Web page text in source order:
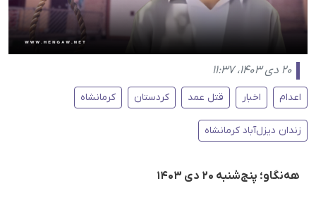
۲۰ دی ۱۴۰۳، ۱۱:۳۷
اعدام اخبار قتل عمد کردستان کرمانشاه
زندان دیزل‌آباد کرمانشاه
هه‌نگاو؛ پنج‌شنبه ۲۰ دی ۱۴۰۳